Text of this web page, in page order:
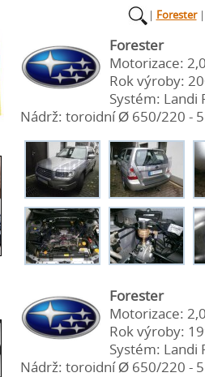
| Forester
Forester
Motorizace:
Rok výroby:
Systém: Landi
Nádrž: toroidní Ø 650/220 -
Forester
Motorizace:
Rok výroby:
Systém: Landi
Nádrž: toroidní Ø 650/220 -